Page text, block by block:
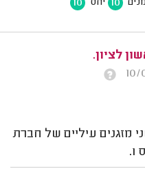
10 יחס 10
לציון.
מזגנים עיליים של חברת